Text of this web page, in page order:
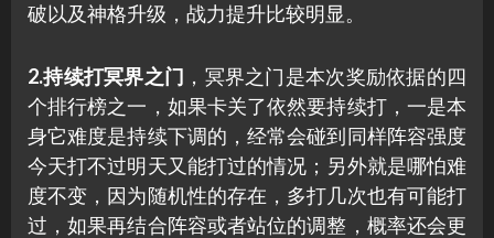
破以及神格升级，战力提升比较明显。
2.持续打冥界之门 ，冥界之门是本次奖励依据的四
个排行榜之一，如果卡关了依然要持续打，一是本
身它难度是持续下调的，经常会碰到同样阵容强度
今天打不过明天又能打过的情况；另外就是哪怕难
度不变，因为随机性的存在，多打几次也有可能打
过，如果再结合阵容或者站位的调整，概率还会更